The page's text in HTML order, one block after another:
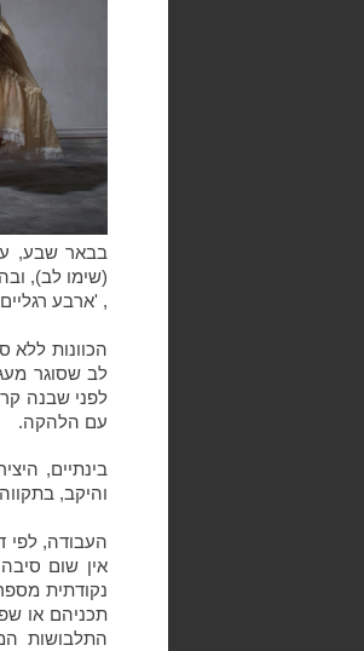
בבאר שבע,
(שימו לב),
, 'ארבע
הכוונות ללא
לב שסוגר
לפני שבנה
עם הלהקה.
בינתיים,
והיקב,
העבודה, לפי
אין שום
נקודתית
תכניהם או
התלבושות